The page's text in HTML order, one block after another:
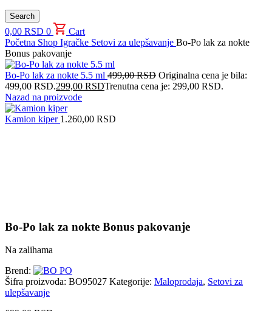
Search
0,00 RSD 0
Cart
Početna Shop Igračke Setovi za ulepšavanje Bo-Po lak za nokte
Bonus pakovanje
Bo-Po lak za nokte 5.5 ml 499,00RSD Originalna cena je bila:
499,00 RSD.299,00 RSDTrenutna cena je: 299,00 RSD.
Nazad na proizvode
Kamion kiper 1.260,00 RSD
Bo-Po lak za nokte Bonus pakovanje
Na zalihama
Brend:
Šifra proizvoda: BO95027 Kategorije: Maloprodaja, Setovi za
ulepšavanje